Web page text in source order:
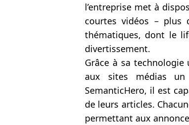
l’entreprise met à
courtes vidéos –
thématiques, dont le
divertissement.
Grâce à sa technologie
aux sites médias un
SemanticHero, il est
de leurs articles.
permettant aux